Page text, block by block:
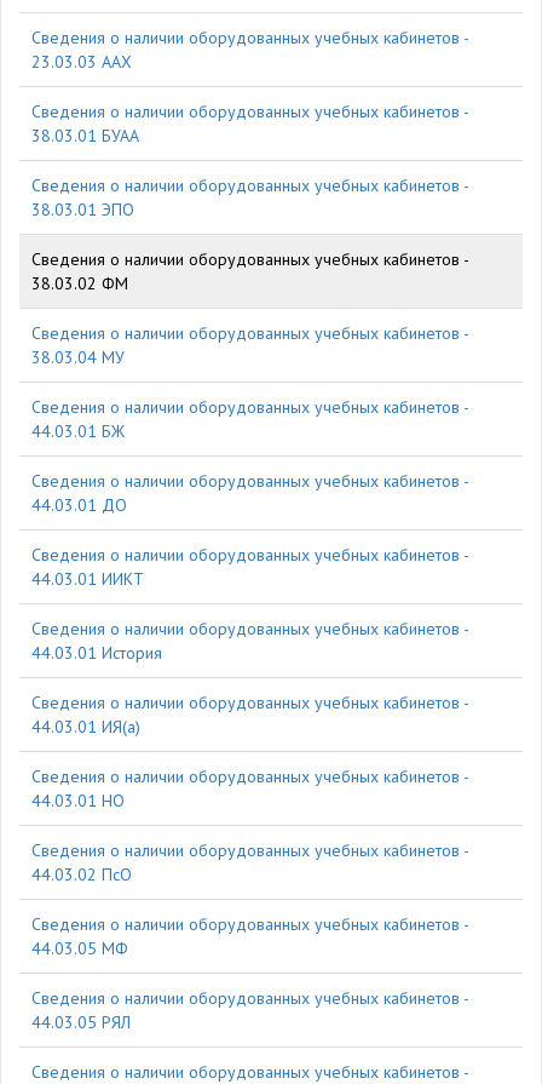
Cведения о наличии оборудованных учебных кабинетов -
23.03.03 ААХ
Cведения о наличии оборудованных учебных кабинетов -
38.03.01 БУАА
Cведения о наличии оборудованных учебных кабинетов -
38.03.01 ЭПО
Cведения о наличии оборудованных учебных кабинетов -
38.03.02 ФМ
Cведения о наличии оборудованных учебных кабинетов -
38.03.04 МУ
Cведения о наличии оборудованных учебных кабинетов -
44.03.01 БЖ
Cведения о наличии оборудованных учебных кабинетов -
44.03.01 ДО
Cведения о наличии оборудованных учебных кабинетов -
44.03.01 ИИКТ
Cведения о наличии оборудованных учебных кабинетов -
44.03.01 История
Cведения о наличии оборудованных учебных кабинетов -
44.03.01 ИЯ(а)
Cведения о наличии оборудованных учебных кабинетов -
44.03.01 НО
Cведения о наличии оборудованных учебных кабинетов -
44.03.02 ПсО
Cведения о наличии оборудованных учебных кабинетов -
44.03.05 МФ
Cведения о наличии оборудованных учебных кабинетов -
44.03.05 РЯЛ
Cведения о наличии оборудованных учебных кабинетов -